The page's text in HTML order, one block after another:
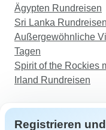
Ägypten Rundreisen
Sri Lanka Rundreisen
Außergewöhnliche
Tagen
Spirit of the Rockies
Irland Rundreisen
Registrieren